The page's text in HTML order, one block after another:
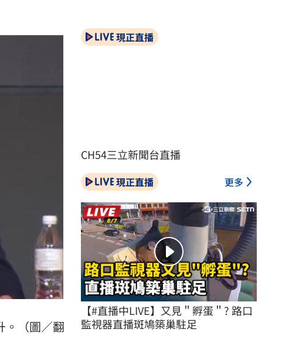
。（圖／翻
現正直播
CH54三立新聞台直播
現正直播 更多
【#直播中LIVE】又見＂孵蛋＂? 路口
監視器直播斑鳩築巢駐足